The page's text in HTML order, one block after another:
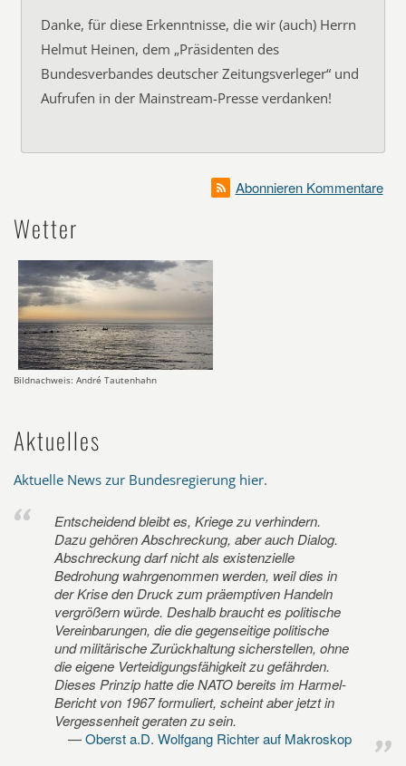
Danke, für diese Erkenntnisse, die wir (auch) Herrn
Helmut Heinen, dem „Präsidenten des
Bundesverbandes deutscher Zeitungsverleger“ und
Aufrufen in der Mainstream-Presse verdanken!
Abonnieren Kommentare
Wetter
Bildnachweis: André Tautenhahn
Aktuelles
Aktuelle News zur Bundesregierung hier.
Entscheidend bleibt es, Kriege zu verhindern.
Dazu gehören Abschreckung, aber auch Dialog.
Abschreckung darf nicht als existenzielle
Bedrohung wahrgenommen werden, weil dies in
der Krise den Druck zum präemptiven Handeln
vergrößern würde. Deshalb braucht es politische
Vereinbarungen, die die gegenseitige politische
und militärische Zurückhaltung sicherstellen, ohne
die eigene Verteidigungsfähigkeit zu gefährden.
Dieses Prinzip hatte die NATO bereits im Harmel-
Bericht von 1967 formuliert, scheint aber jetzt in
Vergessenheit geraten zu sein.
Oberst a.D. Wolfgang Richter auf Makroskop